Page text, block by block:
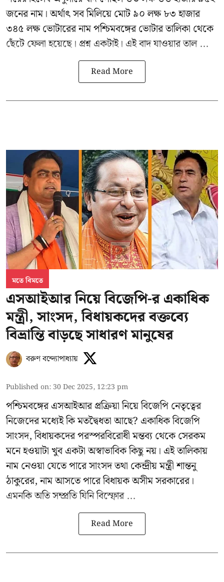
জনের নাম। অর্থাৎ সব মিলিয়ে মোট ৯০ লক্ষ ৮৩ হাজার
৩৪৫ লক্ষ ভোটারের নাম পশ্চিমবঙ্গের ভোটার তালিকা থেকে
ছেঁটে ফেলা হয়েছে। প্রশ্ন একটাই। এই বাদ যাওয়ার তাল ...
Read More
মতে বিমতে
এসআইআর নিয়ে বিজেপি-র একাধিক
মন্ত্রী, সাংসদ, বিধায়কদের বক্তব্যে
বিভ্রান্তি বাড়ছে সাধারণ মানুষের
বরুণ বন্দ্যোপাধ্যায়
Published on: 30 Dec 2025, 12:23 pm
পশ্চিমবঙ্গের এসআইআর প্রক্রিয়া নিয়ে বিজেপি নেতৃত্বের
নিজেদের মধ্যেই কি মতদ্বৈধতা আছে? একাধিক বিজেপি
সাংসদ, বিধায়কদের পরস্পরবিরোধী মন্তব্য থেকে সেরকম
মনে হওয়াটা খুব একটা অস্বাভাবিক কিছু নয়। এই তালিকায়
নাম নেওয়া যেতে পারে সাংসদ তথা কেন্দ্রীয় মন্ত্রীশান্তনু
ঠাকুরের, নাম আসতে পারে বিধায়ক অসীম সরকারের।
এমনকি অতি সম্প্রতি যিনি বিস্ফোর ...
Read More